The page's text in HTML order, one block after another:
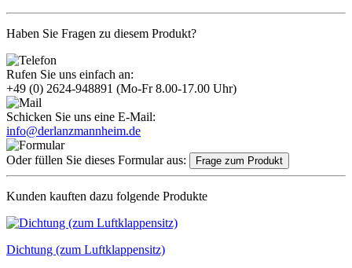
Haben Sie Fragen zu diesem Produkt?
Rufen Sie uns einfach an:
+49 (0) 2624-948891 (Mo-Fr 8.00-17.00 Uhr)
Schicken Sie uns eine E-Mail:
info@derlanzmannheim.de
Oder füllen Sie dieses Formular aus: Frage zum Produkt
Kunden kauften dazu folgende Produkte
Dichtung (zum Luftklappensitz)